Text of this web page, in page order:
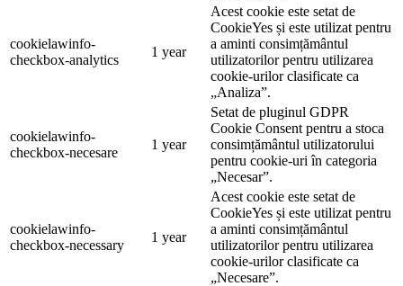
cookielawinfo-
checkbox-analytics
1 year
Acest cookie este setat de
CookieYes și este utilizat pentru
a aminti consimțământul
utilizatorilor pentru utilizarea
cookie-urilor clasificate ca
„Analiza”.
cookielawinfo-
checkbox-necesare
1 year
Setat de pluginul GDPR
Cookie Consent pentru a stoca
consimțământul utilizatorului
pentru cookie-uri în categoria
„Necesar”.
cookielawinfo-
checkbox-necessary
1 year
Acest cookie este setat de
CookieYes și este utilizat pentru
a aminti consimțământul
utilizatorilor pentru utilizarea
cookie-urilor clasificate ca
„Necesare”.